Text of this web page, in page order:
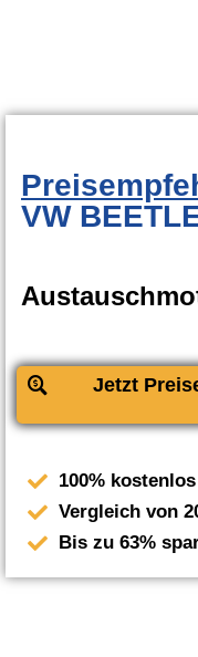
VW
Jetzt
100%
Vergleich von
Bis zu 63%